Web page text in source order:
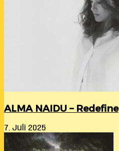
ALMA NAIDU – Redefine
7. Juli 2025